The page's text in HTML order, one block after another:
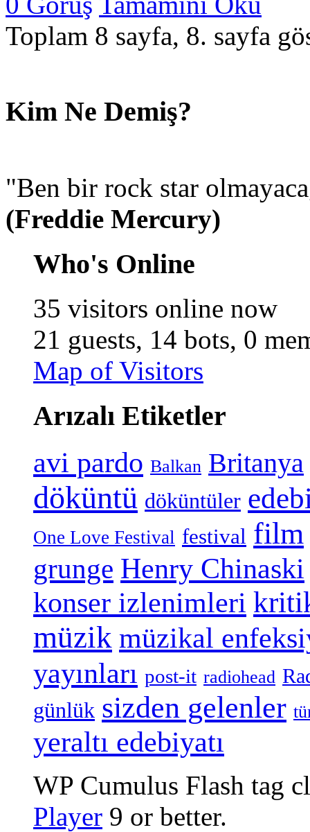
Toplam 8 sayfa, 8. sayfa
Kim Ne Demiş?
"Ben bir rock star
(Freddie Mercury)
Who's Online
35 visitors online now
21 guests, 14 bots, 0
Map of Visitors
Arızalı Etiketler
avi pardo Balkan Britanya
döküntü döküntüler
One Love Festival festival film
grunge Henry Chinaski
konser izlenimleri
müzik müzikal
yayınları post-it radiohead
günlük sizden gelenler
yeraltı edebiyatı
WP Cumulus Flash tag
Player 9 or better.